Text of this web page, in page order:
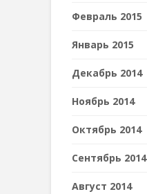
Февраль 2015
Январь 2015
Декабрь 2014
Ноябрь 2014
Октябрь 2014
Сентябрь 2014
Август 2014